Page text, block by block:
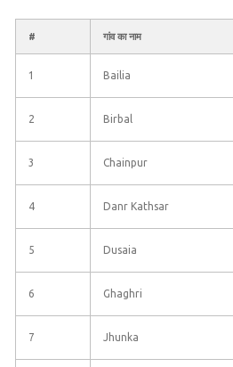
# गांव का नाम
1 Bailia
2 Birbal
3 Chainpur
4 Danr Kathsar
5 Dusaia
6 Ghaghri
7 Jhunka